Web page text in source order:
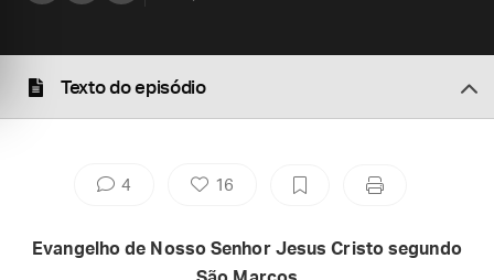
Texto do episódio
4 16
Evangelho de Nosso Senhor Jesus Cristo segundo